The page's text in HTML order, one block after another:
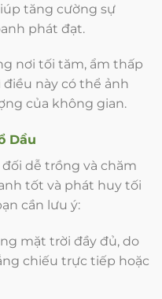
tăng cường sự
phát đạt.
nơi tối tăm, ẩm thấp
này có thể ảnh
của không gian.
Dầu
đối dễ trồng và chăm
tốt và phát huy tối
cần lưu ý:
mặt trời đầy đủ, do
chiếu trực tiếp hoặc